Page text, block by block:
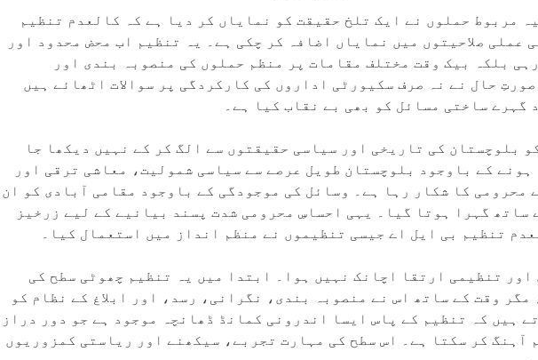
مربوط حملوں نے ایک تلخ حقیقت کو نمایاں کر دیا ہے کہ کالعدم تنظیم
عملی صلاحیتوں میں نمایاں اضافہ کر چکی ہے۔ یہ تنظیم اب محض محدود اور
بلکہ بیک وقت مختلف مقامات پر منظم حملوں کی منصوبہ بندی اور
حال نے نہ صرف سکیورٹی اداروں کی کارکردگی پر سوالات اٹھائے ہیں
گہرے ساختی مسائل کو بھی بے نقاب کیا ہے۔
بلوچستان کی تاریخی اور سیاسی حقیقتوں سے الگ کر کے نہیں دیکھا جا
کے باوجود بلوچستان طویل عرصے سے سیاسی شمولیت، معاشی ترقی اور
محرومی کا شکار رہا ہے۔ وسائل کی موجودگی کے باوجود مقامی آبادی کو ان
ساتھ گہرا ہوتا گیا۔ یہی احساسِ محرومی شدت پسند بیانیے کے لیے زرخیز
تنظیم بی ایل اے جیسی تنظیموں نے منظم انداز میں استعمال کیا۔
تنظیمی ارتقا اچانک نہیں ہوا۔ ابتدا میں یہ تنظیم چھوٹی سطح کی
مگر وقت کے ساتھ اس نے منصوبہ بندی، نگرانی، رسد، اور ابلاغ کے نظام کو
ہیں کہ تنظیم کے پاس ایسا اندرونی کمانڈ ڈھانچہ موجود ہے جو دور دراز
آہنگ کر سکتا ہے۔ اس سطح کی مہارت تجربے، سیکھنے اور ریاستی کمزوریوں